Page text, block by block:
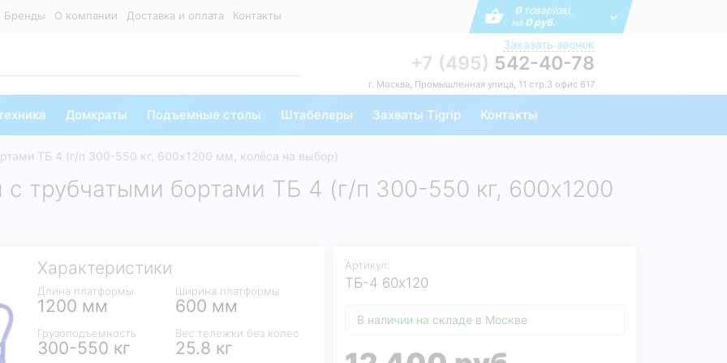
Бренды О компании Доставка и оплата Контакты 0товар(ов),
на0 руб.
Заказать звонок
+7 (495) 542-40-78
г. Москва, Промышленная улица, 11 стр.3 офис 617
Домкраты Подъемные столы Штабелеры Захваты Tigrip Контакты
ТБ 4 (г/п 300-550 кг, 600х1200 мм, колёса на выбор)
с трубчатыми бортами ТБ 4 (г/п 300-550 кг, 600х1200
Характеристики
Ширина платформы
600 мм
Длина платформы
1200 мм
Вес тележки без колес
25.8 кг
Грузоподъемность
300-550 кг
Артикул:
ТБ-4 60х120
В наличии на складе в Москве